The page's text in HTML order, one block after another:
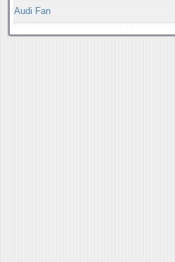
Audi Fan